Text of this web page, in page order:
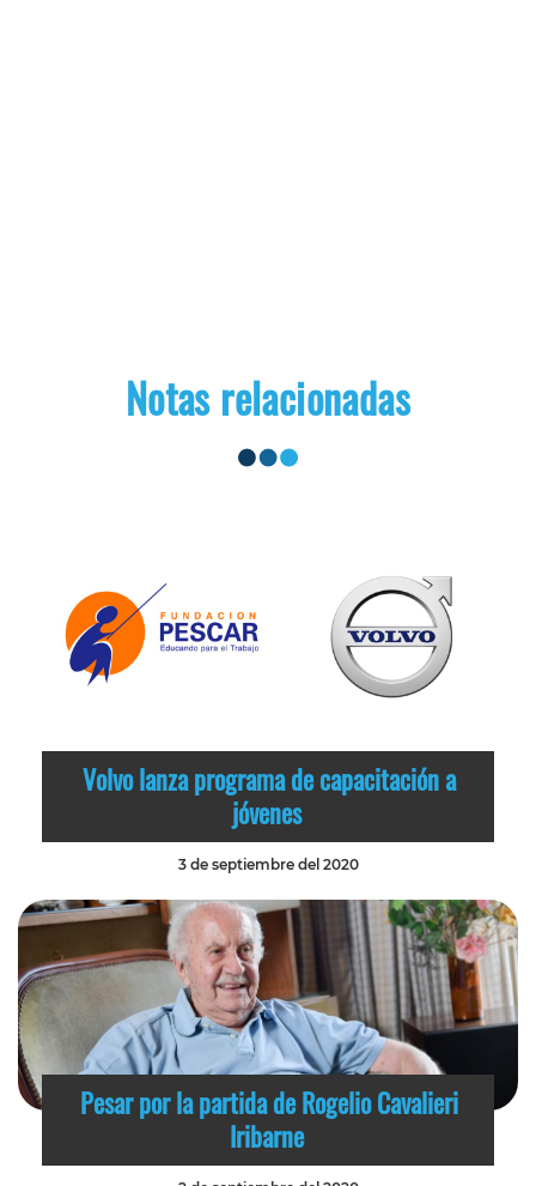
Notas relacionadas
Volvo lanza programa de capacitación a
jóvenes
3 de septiembre del 2020
Pesar por la partida de Rogelio Cavalieri
Iribarne